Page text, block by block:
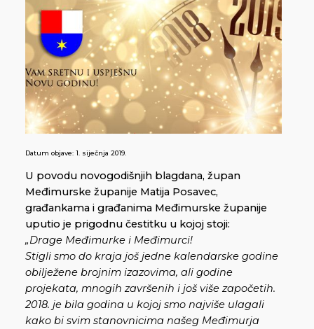
Datum objave: 1. siječnja 2019.
U povodu novogodišnjih blagdana, župan
Međimurske županije Matija Posavec,
građankama i građanima Međimurske županije
uputio je prigodnu čestitku u kojoj stoji:
„Drage Međimurke i Međimurci!
Stigli smo do kraja još jedne kalendarske godine
obilježene brojnim izazovima, ali godine
projekata, mnogih završenih i još više započetih.
2018. je bila godina u kojoj smo najviše ulagali
kako bi svim stanovnicima našeg Međimurja